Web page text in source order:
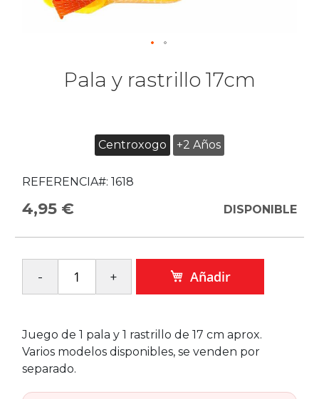
Pala y rastrillo 17cm
Centroxogo +2 Años
REFERENCIA#: 1618
4,95 € DISPONIBLE
Añadir
Juego de 1 pala y 1 rastrillo de 17 cm aprox.
Varios modelos disponibles, se venden por
separado.